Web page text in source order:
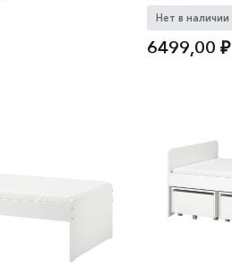
Нет в наличии
6499,00₽